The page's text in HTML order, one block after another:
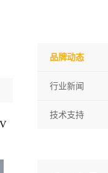
品牌动态
行业新闻
技术支持